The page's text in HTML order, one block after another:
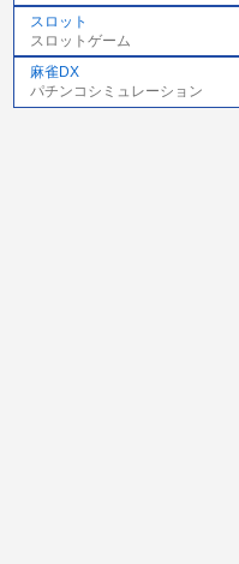
スロット
スロットゲーム
麻雀DX
パチンコシミュレーション